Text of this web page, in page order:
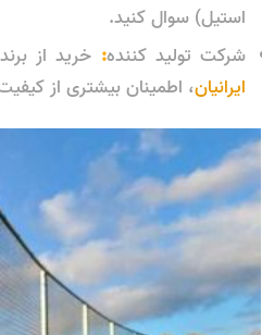
استیل) سوال کنید.
شرکت تولید کننده: خرید از
ایرانیان، اطمینان بیشتری از